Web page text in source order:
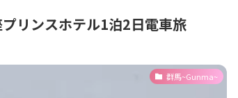
リンスホテル1泊2日電車旅
群馬~Gunma~